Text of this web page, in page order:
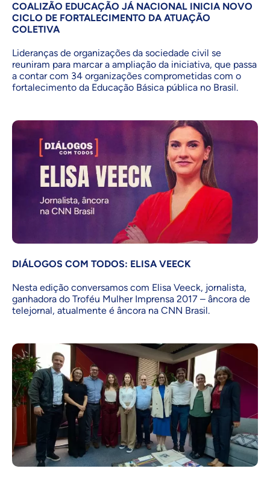
COALIZÃO EDUCAÇÃO JÁ NACIONAL INICIA NOVO
CICLO DE FORTALECIMENTO DA ATUAÇÃO
COLETIVA
Lideranças de organizações da sociedade civil se
reuniram para marcar a ampliação da iniciativa, que passa
a contar com 34 organizações comprometidas com o
fortalecimento da Educação Básica pública no Brasil.
DIÁLOGOS COM TODOS: ELISA VEECK
Nesta edição conversamos com Elisa Veeck, jornalista,
ganhadora do Troféu Mulher Imprensa 2017 – âncora de
telejornal, atualmente é âncora na CNN Brasil.